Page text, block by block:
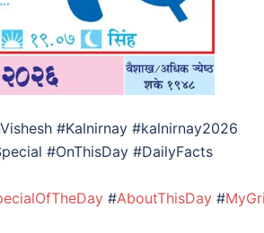
#Kalnirnay #kalnirnay2026
#OnThisDay #DailyFacts
#AboutThisDay #